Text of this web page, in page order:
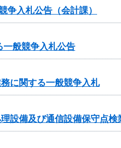
争入札公告（会計課）
一般競争入札公告
に関する一般競争入札
設備及び通信設備保守点検